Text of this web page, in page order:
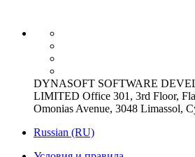
DYNASOFT SOFTWARE
LIMITED Office 301, 3rd Floor,
Omonias Avenue, 3048 Limassol,
Russian (RU)